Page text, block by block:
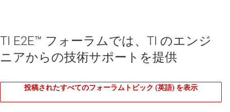
TI E2E™ フォーラムでは、TI のエンジ
ニアからの技術サポートを提供
投稿されたすべてのフォーラムトピック (英語) を表示